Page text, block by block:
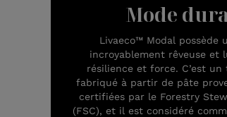
Mode
Livaeco™ Modal possède
incroyablement rêveuse et
résilience et force. C’est un
fabriqué à partir de pâte
certifiées par le Forestry
(FSC), et il est considéré